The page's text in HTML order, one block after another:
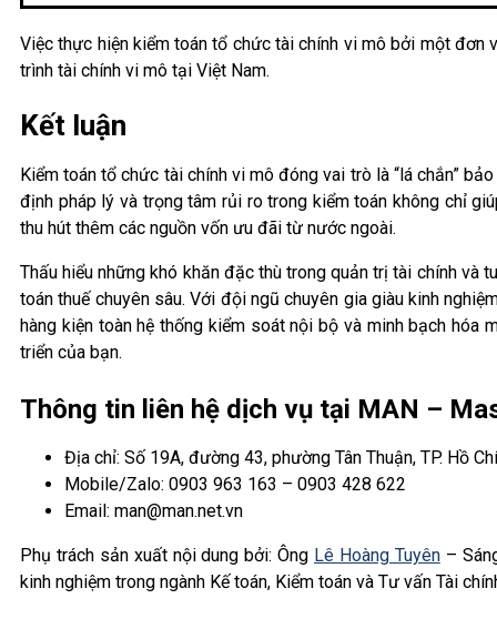
Việc thực hiện kiểm toán tổ chức tài chính vi mô bởi một
trình tài chính vi mô tại Việt Nam.
Kết luận
Kiểm toán tổ chức tài chính vi mô đóng vai trò là “lá chắn”
định pháp lý và trọng tâm rủi ro trong kiểm toán không chỉ
thu hút thêm các nguồn vốn ưu đãi từ nước ngoài.
Thấu hiểu những khó khăn đặc thù trong quản trị tài chính và
toán thuế chuyên sâu. Với đội ngũ chuyên gia giàu kinh
hàng kiện toàn hệ thống kiểm soát nội bộ và minh bạch
triển của bạn.
Thông tin liên hệ dịch vụ tại MAN –
Địa chỉ: Số 19A, đường 43, phường Tân Thuận, TP. Hồ
Mobile/Zalo: 0903 963 163 – 0903 428 622
Email: man@man.net.vn
Phụ trách sản xuất nội dung bởi: Ông Lê Hoàng Tuyên–
kinh nghiệm trong ngành Kế toán, Kiểm toán và Tư vấn Tài